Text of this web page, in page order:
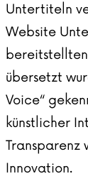
Untertiteln
Website
übersetzt
Voice“
künstlicher
Transparenz
Innovation.